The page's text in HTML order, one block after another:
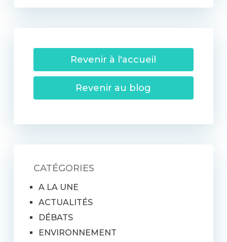
Revenir à l'accueil
Revenir au blog
CATÉGORIES
A LA UNE
ACTUALITÉS
DÉBATS
ENVIRONNEMENT